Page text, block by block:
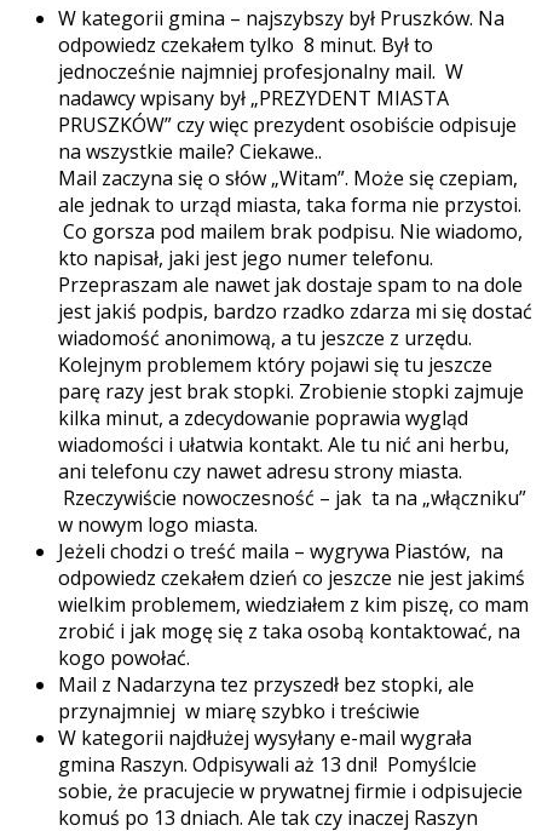
W kategorii gmina – najszybszy był Pruszków. Na
odpowiedz czekałem tylko 8 minut. Był to
jednocześnie najmniej profesjonalny mail. W
nadawcy wpisany był „PREZYDENT MIASTA
PRUSZKÓW” czy więc prezydent osobiście odpisuje
na wszystkie maile? Ciekawe..
Mail zaczyna się o słów „Witam”. Może się czepiam,
ale jednak to urząd miasta, taka forma nie przystoi.
Co gorsza pod mailem brak podpisu. Nie wiadomo,
kto napisał, jaki jest jego numer telefonu.
Przepraszam ale nawet jak dostaje spam to na dole
jest jakiś podpis, bardzo rzadko zdarza mi się dostać
wiadomość anonimową, a tu jeszcze z urzędu.
Kolejnym problemem który pojawi się tu jeszcze
parę razy jest brak stopki. Zrobienie stopki zajmuje
kilka minut, a zdecydowanie poprawia wygląd
wiadomości i ułatwia kontakt. Ale tu nić ani herbu,
ani telefonu czy nawet adresu strony miasta.
Rzeczywiście nowoczesność – jak ta na „włączniku”
w nowym logo miasta.
Jeżeli chodzi o treść maila – wygrywa Piastów, na
odpowiedz czekałem dzień co jeszcze nie jest jakimś
wielkim problemem, wiedziałem z kim piszę, co mam
zrobić i jak mogę się z taka osobą kontaktować, na
kogo powołać.
Mail z Nadarzyna tez przyszedł bez stopki, ale
przynajmniej w miarę szybko i treściwie
W kategorii najdłużej wysyłany e-mail wygrała
gmina Raszyn. Odpisywali aż 13 dni! Pomyślcie
sobie, że pracujecie w prywatnej firmie i odpisujecie
komuś po 13 dniach. Ale tak czy inaczej Raszyn